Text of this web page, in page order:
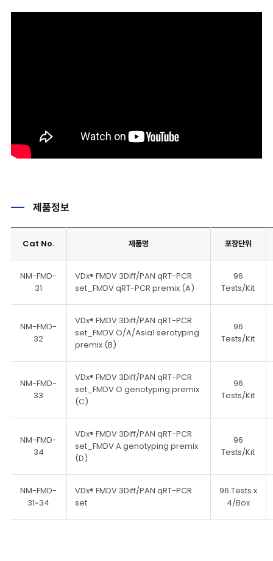
제품정보
Cat No. 제품명 포장단위
NM-FMD-
31
VDx® FMDV 3Diff/PAN qRT-PCR
set_FMDV qRT-PCR premix (A)
96
Tests/Kit
NM-FMD-
32
VDx® FMDV 3Diff/PAN qRT-PCR
set_FMDV O/A/Asia1 serotyping
premix (B)
96
Tests/Kit
NM-FMD-
33
VDx® FMDV 3Diff/PAN qRT-PCR
set_FMDV O genotyping premix
(C)
96
Tests/Kit
NM-FMD-
34
VDx® FMDV 3Diff/PAN qRT-PCR
set_FMDV A genotyping premix
(D)
96
Tests/Kit
NM-FMD-
31~34
VDx® FMDV 3Diff/PAN qRT-PCR
set
96 Tests x
4/Box